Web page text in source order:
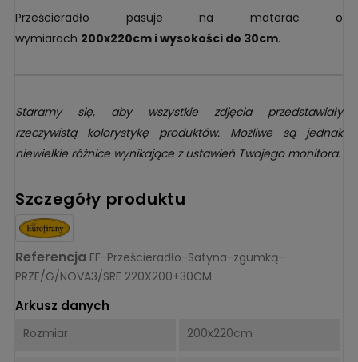
Prześcieradło pasuje na materac o
wymiarach 200x220cm i wysokości do 30cm.
Staramy się, aby wszystkie zdjęcia przedstawiały
rzeczywistą kolorystykę produktów. Możliwe są jednak
niewielkie różnice wynikające z ustawień Twojego monitora.
Szczegóły produktu
Referencja EF-Prześcieradło-Satyna-zgumką-
PRZE/G/NOVA3/SRE 220X200+30CM
Arkusz danych
Rozmiar 200x220cm